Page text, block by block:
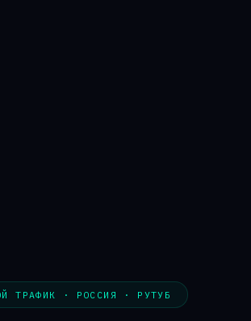
ТРАФИК · РОССИЯ · РУТУБ